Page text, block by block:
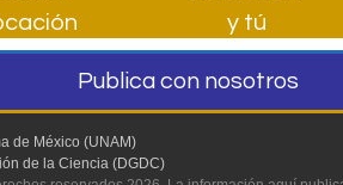
y tú
Publica con nosotros
de México (UNAM)
de la Ciencia (DGDC)